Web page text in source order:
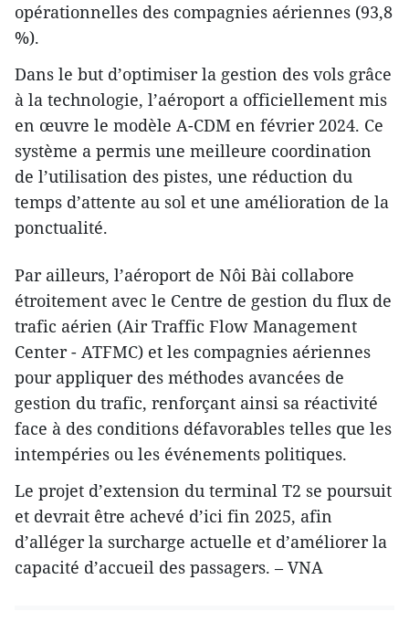
opérationnelles des compagnies aériennes (93,8
%).
Dans le but d’optimiser la gestion des vols grâce
à la technologie, l’aéroport a officiellement mis
en œuvre le modèle A-CDM en février 2024. Ce
système a permis une meilleure coordination
de l’utilisation des pistes, une réduction du
temps d’attente au sol et une amélioration de la
ponctualité.
Par ailleurs, l’aéroport de Nôi Bài collabore
étroitement avec le Centre de gestion du flux de
trafic aérien (Air Traffic Flow Management
Center - ATFMC) et les compagnies aériennes
pour appliquer des méthodes avancées de
gestion du trafic, renforçant ainsi sa réactivité
face à des conditions défavorables telles que les
intempéries ou les événements politiques.
Le projet d’extension du terminal T2 se poursuit
et devrait être achevé d’ici fin 2025, afin
d’alléger la surcharge actuelle et d’améliorer la
capacité d’accueil des passagers. – VNA